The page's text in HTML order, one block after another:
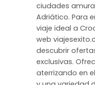
ciudades
Adriático. Para
viaje ideal a
web
descubrir
exclusivas.
aterrizando en